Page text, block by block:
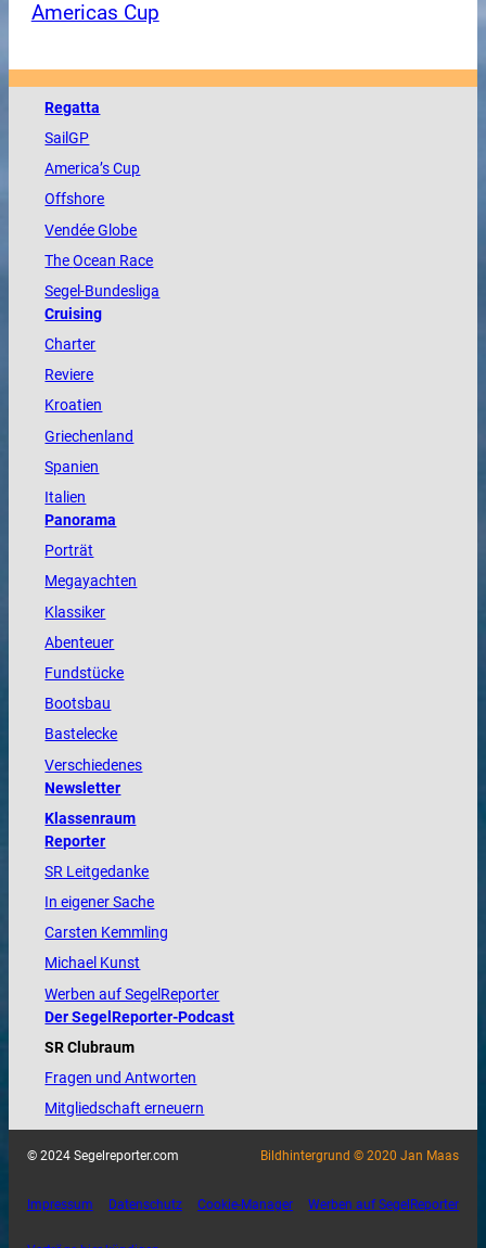
Americas Cup
Regatta
SailGP
America’s Cup
Offshore
VendéeGlobe
TheOcean Race
Segel-Bundesliga
Cruising
Charter
Reviere
Kroatien
Griechenland
Spanien
Italien
Panorama
Porträt
Megayachten
Klassiker
Abenteuer
Fundstücke
Bootsbau
Bastelecke
Verschiedenes
Newsletter
Klassenraum
Reporter
SR Leitgedanke
In eigener Sache
Carsten Kemmling
Michael Kunst
Werben auf SegelReporter
Der SegelReporter-Podcast
SR Clubraum
Fragen und Antworten
Mitgliedschaft erneuern
© 2024 Segelreporter.com Bildhintergrund © 2020 Jan Maas
Impressum Datenschutz Cookie-Manager Werben auf SegelReporter